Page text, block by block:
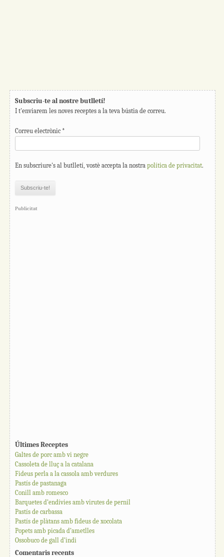
Subscriu-te al nostre butlletí!
I t'enviarem les noves receptes a la teva bústia de correu.
Correu electrònic *
En subscriure's al butlletí, vostè accepta la nostra política de privacitat.
Publicitat
Últimes Receptes
Galtes de porc amb vi negre
Cassoleta de lluç a la catalana
Fideus perla a la cassola amb verdures
Pastís de pastanaga
Conill amb romesco
Barquetes d’endívies amb virutes de pernil
Pastís de carbassa
Pastís de plàtans amb fideus de xocolata
Popets amb picada d’ametlles
Ossobuco de gall d’indi
Comentaris recents